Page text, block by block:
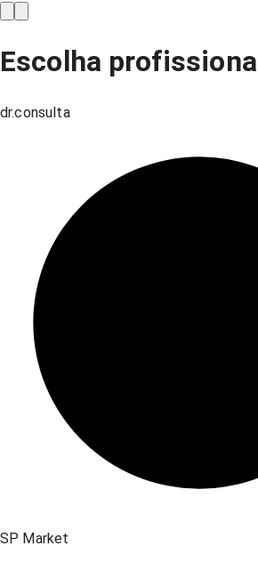
Escolha
dr.consulta
SP Market